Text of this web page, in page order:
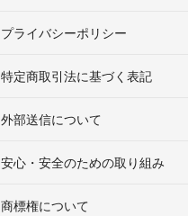
プライバシーポリシー
特定商取引法に基づく表記
外部送信について
安心・安全のための取り組み
商標権について